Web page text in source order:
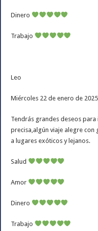
Dinero
Trabajo
Leo
Miércoles 22 de enero de 2025
Tendrás grandes deseos
precisa,algún viaje alegre con
a lugares exóticos y lejanos.
Salud
Amor
Dinero
Trabajo